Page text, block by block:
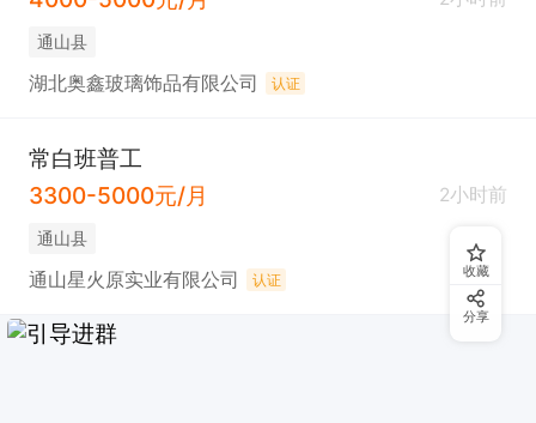
通山县
湖北奥鑫玻璃饰品有限公司 认证
常白班普工
3300-5000元/月
2小时前
通山县
通山星火原实业有限公司 认证 收藏
分享